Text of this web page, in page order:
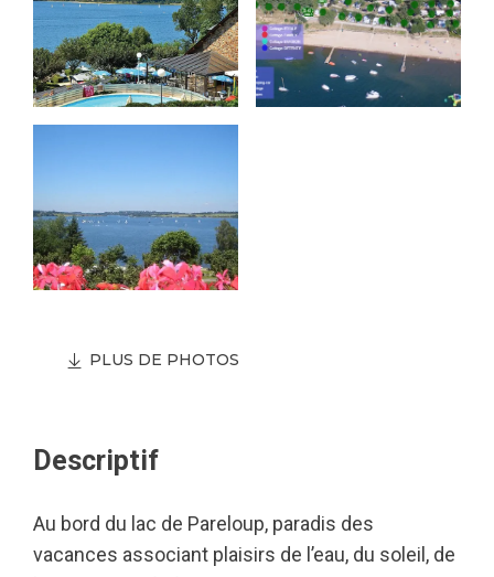
PLUS DE PHOTOS
Descriptif
Au bord du lac de Pareloup, paradis des
vacances associant plaisirs de l’eau, du soleil, de